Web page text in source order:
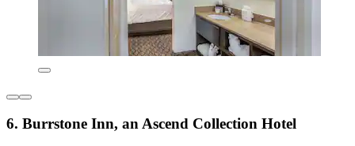
6. Burrstone Inn, an Ascend Collection Hotel